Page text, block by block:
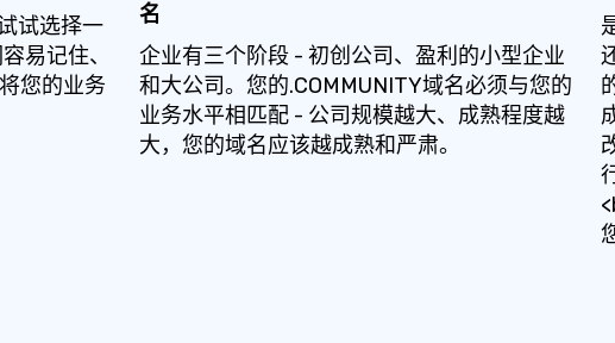
试选择一
易记住、
您的业务
名
企业有三个阶段 - 初创公司、盈利的小型企业
和大公司。您的.COMMUNITY域名必须与您的
业务水平相匹配 - 公司规模越大、成熟程度越
大，您的域名应该越成熟和严肃。